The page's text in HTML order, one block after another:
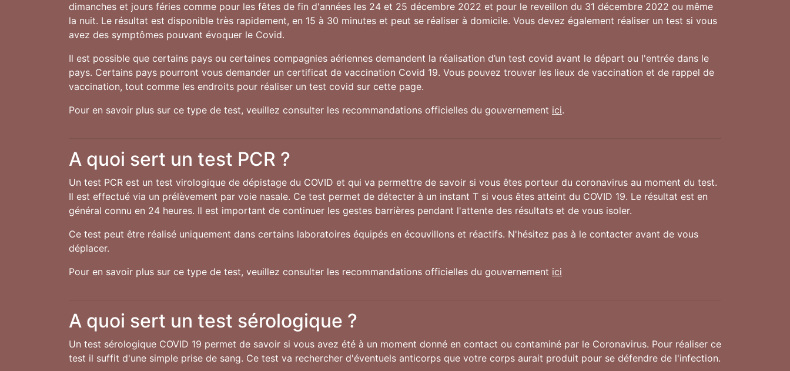
dimanches et jours féries comme pour les fêtes de fin d'années les 24 et 25 décembre 2022 et pour le reveillon du 31 décembre 2022 ou même
la nuit. Le résultat est disponible très rapidement, en 15 à 30 minutes et peut se réaliser à domicile. Vous devez également réaliser un test si vous
avez des symptômes pouvant évoquer le Covid.
Il est possible que certains pays ou certaines compagnies aériennes demandent la réalisation d’un test covid avant le départ ou l'entrée dans le
pays. Certains pays pourront vous demander un certificat de vaccination Covid 19. Vous pouvez trouver les lieux de vaccination et de rappel de
vaccination, tout comme les endroits pour réaliser un test covid sur cette page.
Pour en savoir plus sur ce type de test, veuillez consulter les recommandations officielles du gouvernement ici.
A quoi sert un test PCR ?
Un test PCR est un test virologique de dépistage du COVID et qui va permettre de savoir si vous êtes porteur du coronavirus au moment du test.
Il est effectué via un prélèvement par voie nasale. Ce test permet de détecter à un instant T si vous êtes atteint du COVID 19. Le résultat est en
général connu en 24 heures. Il est important de continuer les gestes barrières pendant l'attente des résultats et de vous isoler.
Ce test peut être réalisé uniquement dans certains laboratoires équipés en écouvillons et réactifs. N'hésitez pas à le contacter avant de vous
déplacer.
Pour en savoir plus sur ce type de test, veuillez consulter les recommandations officielles du gouvernement ici
A quoi sert un test sérologique ?
Un test sérologique COVID 19 permet de savoir si vous avez été à un moment donné en contact ou contaminé par le Coronavirus. Pour réaliser ce
test il suffit d'une simple prise de sang. Ce test va rechercher d'éventuels anticorps que votre corps aurait produit pour se défendre de l'infection.